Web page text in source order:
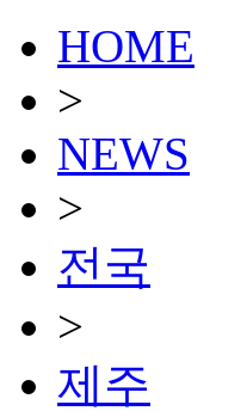
HOME
>
NEWS
>
전국
>
제주